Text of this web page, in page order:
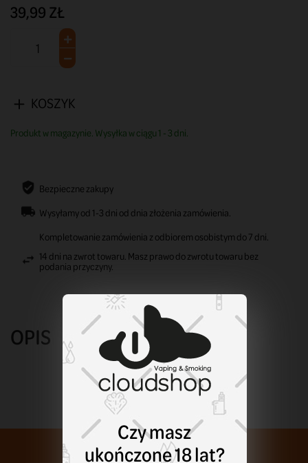
39,99 ZŁ
KOSZYK
Produkt w magazynie. Wysyłka w ciągu 1 - 3 dni.
Bezpieczne zakupy
Wysyłamy od 1-3 dni od dnia złożenia zamówienia.
Kompletowanie zamówienia z odbiorem osobistym do 7 dni.
14 dni na zwrot towaru. Masz prawo do zwrotu towaru bez
podania przyczyny.
OPIS
Czy masz
ukończone 18 lat?